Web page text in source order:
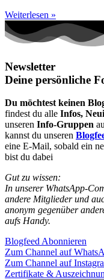
Weiterlesen »
Newsletter
Deine persönliche
Du möchtest keinen
findest du alle Infos,
unseren Info-Gruppen
kannst du unseren
eine E-Mail, sobald ein
bist du dabei
Gut zu wissen:
In unserer WhatsApp-
andere Mitglieder und
anonym gegenüber
aufs Handy.
Blogfeed Abonnieren
Zum Channel auf
Zum Channel auf
Zertifikate &